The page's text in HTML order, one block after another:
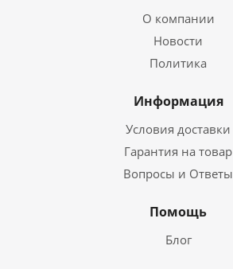
О компании
Новости
Политика
Информация
Условия доставки
Гарантия на товар
Вопросы и Ответы
Помощь
Блог